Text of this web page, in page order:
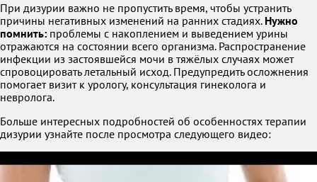
При дизурии важно не пропустить время, чтобы устранить
причины негативных изменений на ранних стадиях. Нужно
помнить: проблемы с накоплением и выведением урины
отражаются на состоянии всего организма. Распространение
инфекции из застоявшейся мочи в тяжёлых случаях может
спровоцировать летальный исход. Предупредить осложнения
помогает визит к урологу, консультация гинеколога и
невролога.
Больше интересных подробностей об особенностях терапии
дизурии узнайте после просмотра следующего видео: